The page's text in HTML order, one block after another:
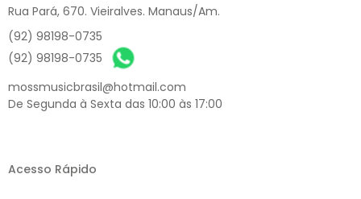
Rua Pará, 670. Vieiralves. Manaus/Am.
(92) 98198-0735
(92) 98198-0735
mossmusicbrasil@hotmail.com
De Segunda à Sexta das 10:00 às 17:00
Acesso Rápido